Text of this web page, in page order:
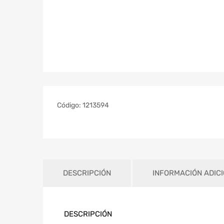
Código: 1213594
DESCRIPCIÓN INFORMACIÓN
DESCRIPCIÓN